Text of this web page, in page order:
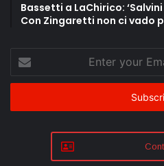
Bassetti a LaChirico:
Con Zingaretti non ci vado
Enter
your
Email